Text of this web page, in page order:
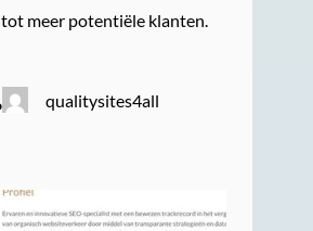
meer potentiële klanten.
qualitysites4all